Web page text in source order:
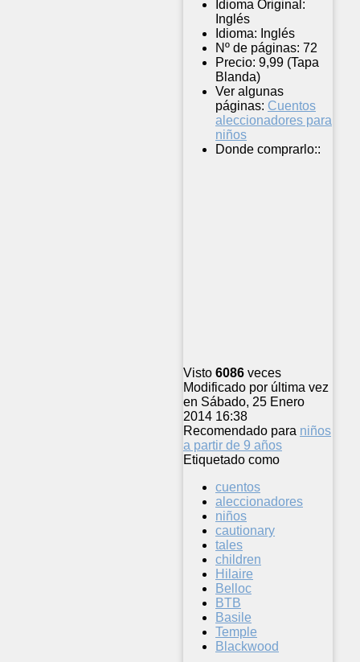
Idioma Original:
Inglés
Idioma: Inglés
Nº de páginas: 72
Precio: 9,99 (Tapa
Blanda)
Ver algunas
páginas: Cuentos
aleccionadores para
niños
Donde comprarlo::
Visto 6086 veces
Modificado por última vez
en Sábado, 25 Enero
2014 16:38
Recomendado para niños
a partir de 9 años
Etiquetado como
cuentos
aleccionadores
niños
cautionary
tales
children
Hilaire
Belloc
BTB
Basile
Temple
Blackwood